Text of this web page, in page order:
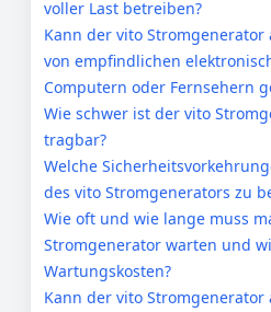
voller Last betreiben?
Kann der vito
von empfindlichen
Computern oder Fernsehern
Wie schwer ist der vito
tragbar?
Welche
des vito Stromgenerators zu
Wie oft und wie lange muss
Stromgenerator warten und
Wartungskosten?
Kann der vito